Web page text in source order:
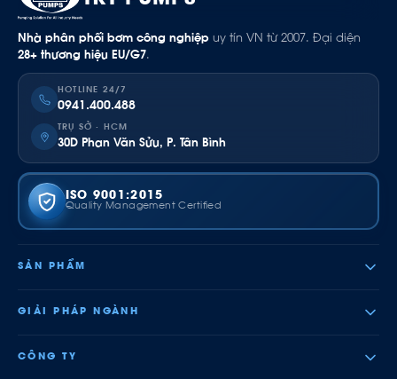
Nhà phân phối bơm công nghiệp uy tín VN từ 2007. Đại diện
28+ thương hiệu EU/G7.
HOTLINE 24/7
0941.400.488
TRỤ SỞ · HCM
30D Phan Văn Sửu, P. Tân Bình
ISO 9001:2015
Quality Management Certified
SẢN PHẨM
GIẢI PHÁP NGÀNH
CÔNG TY